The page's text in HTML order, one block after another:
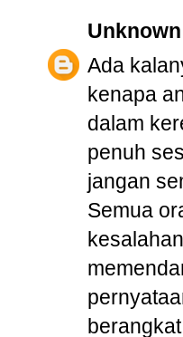
Unknown
Ada
kenapa
dalam
penuh
jangan
Semua